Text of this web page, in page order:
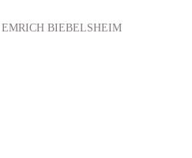
BIEBELSHEIM